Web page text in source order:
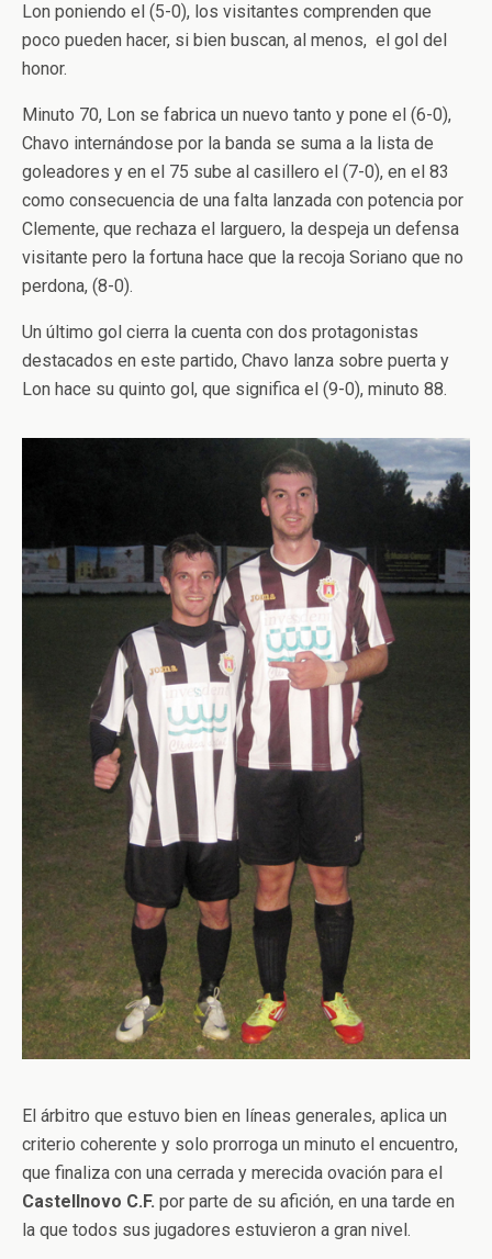
Lon poniendo el (5-0), los visitantes comprenden que
poco pueden hacer, si bien buscan, al menos, el gol del
honor.
Minuto 70, Lon se fabrica un nuevo tanto y pone el (6-0),
Chavo internándose por la banda se suma a la lista de
goleadores y en el 75 sube al casillero el (7-0), en el 83
como consecuencia de una falta lanzada con potencia por
Clemente, que rechaza el larguero, la despeja un defensa
visitante pero la fortuna hace que la recoja Soriano que no
perdona, (8-0).
Un último gol cierra la cuenta con dos protagonistas
destacados en este partido, Chavo lanza sobre puerta y
Lon hace su quinto gol, que significa el (9-0), minuto 88.
El árbitro que estuvo bien en líneas generales, aplica un
criterio coherente y solo prorroga un minuto el encuentro,
que finaliza con una cerrada y merecida ovación para el
Castellnovo C.F. por parte de su afición, en una tarde en
la que todos sus jugadores estuvieron a gran nivel.